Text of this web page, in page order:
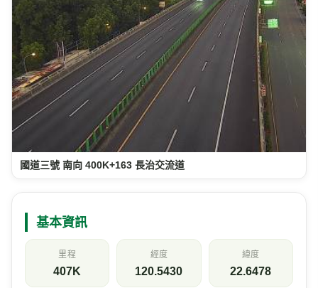
國道三號 南向 400K+163 長治交流道
基本資訊
里程
407K
經度
120.5430
緯度
22.6478